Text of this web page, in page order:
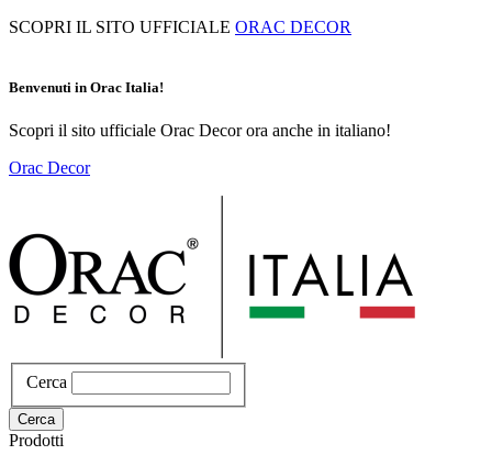
Salta
principale
SCOPRI IL SITO UFFICIALE ORAC DECOR
Benvenuti in Orac Italia!
Scopri il sito ufficiale Orac Decor ora anche in italiano!
Orac Decor
Cerca
Cerca
Prodotti